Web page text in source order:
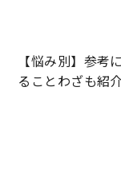
【悩み別】参考
ることわざも紹